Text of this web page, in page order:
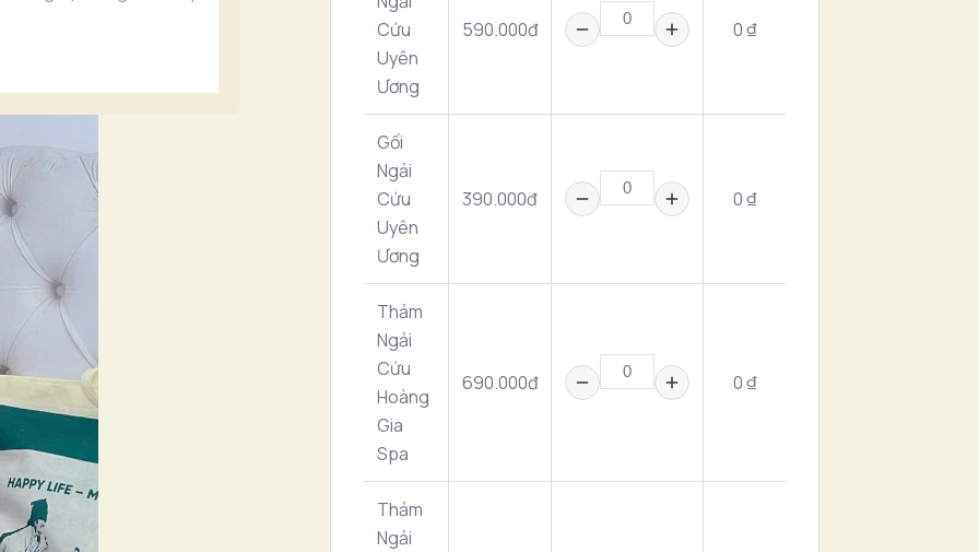
Cứu
Uyên
Ương
590.000đ 0 ₫
Gối
Ngải
Cứu
Uyên
Ương
390.000đ 0 ₫
Thảm
Ngải
Cứu
Hoàng
Gia
Spa
690.000đ 0 ₫
Thảm
Ngải